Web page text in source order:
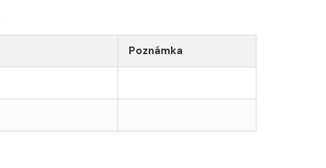
Poznámka